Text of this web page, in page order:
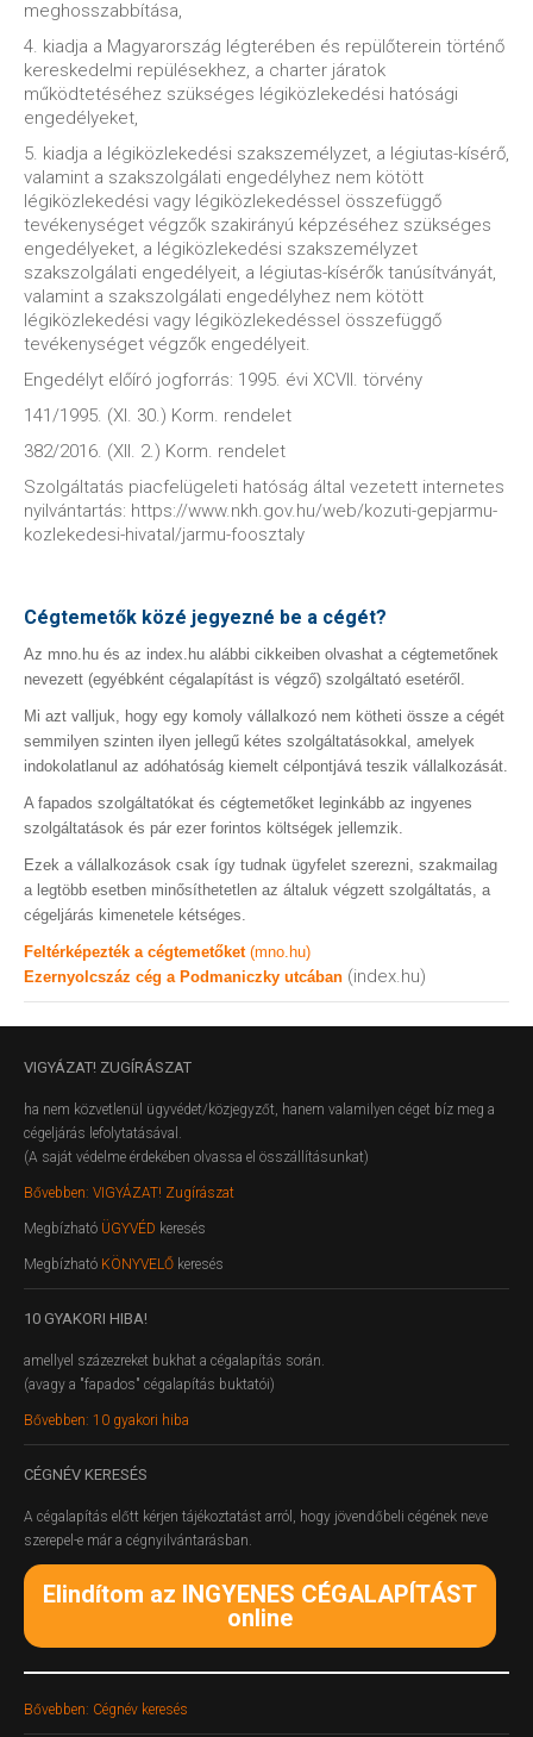
meghosszabbítása,
4. kiadja a Magyarország légterében és repülőterein történő
kereskedelmi repülésekhez, a charter járatok
működtetéséhez szükséges légiközlekedési hatósági
engedélyeket,
5. kiadja a légiközlekedési szakszemélyzet, a légiutas-kísérő,
valamint a szakszolgálati engedélyhez nem kötött
légiközlekedési vagy légiközlekedéssel összefüggő
tevékenységet végzők szakirányú képzéséhez szükséges
engedélyeket, a légiközlekedési szakszemélyzet
szakszolgálati engedélyeit, a légiutas-kísérők tanúsítványát,
valamint a szakszolgálati engedélyhez nem kötött
légiközlekedési vagy légiközlekedéssel összefüggő
tevékenységet végzők engedélyeit.
Engedélyt előíró jogforrás: 1995. évi XCVII. törvény
141/1995. (XI. 30.) Korm. rendelet
382/2016. (XII. 2.) Korm. rendelet
Szolgáltatás piacfelügeleti hatóság által vezetett internetes
nyilvántartás: https://www.nkh.gov.hu/web/kozuti-gepjarmu-
kozlekedesi-hivatal/jarmu-foosztaly
Cégtemetők közé jegyezné be a cégét?
Az mno.hu és az index.hu alábbi cikkeiben olvashat a cégtemetőnek
nevezett (egyébként cégalapítást is végző) szolgáltató esetéről.
Mi azt valljuk, hogy egy komoly vállalkozó nem kötheti össze a cégét
semmilyen szinten ilyen jellegű kétes szolgáltatásokkal, amelyek
indokolatlanul az adóhatóság kiemelt célpontjává teszik vállalkozását.
A fapados szolgáltatókat és cégtemetőket leginkább az ingyenes
szolgáltatások és pár ezer forintos költségek jellemzik.
Ezek a vállalkozások csak így tudnak ügyfelet szerezni, szakmailag
a legtöbb esetben minősíthetetlen az általuk végzett szolgáltatás, a
cégeljárás kimenetele kétséges.
Feltérképezték a cégtemetőket (mno.hu)
Ezernyolcszáz cég a Podmaniczky utcában (index.hu)
VIGYÁZAT! ZUGÍRÁSZAT
ha nem közvetlenül ügyvédet/közjegyzőt, hanem valamilyen céget bíz meg a
cégeljárás lefolytatásával.
(A saját védelme érdekében olvassa el összállításunkat)
Bővebben: VIGYÁZAT! Zugírászat
Megbízható ÜGYVÉD keresés
Megbízható KÖNYVELŐ keresés
10 GYAKORI HIBA!
amellyel százezreket bukhat a cégalapítás során.
(avagy a "fapados" cégalapítás buktatói)
Bővebben: 10 gyakori hiba
CÉGNÉV KERESÉS
A cégalapítás előtt kérjen tájékoztatást arról, hogy jövendőbeli cégének neve
szerepel-e már a cégnyilvántarásban.
Elindítom az INGYENES CÉGALAPÍTÁST
online
Bővebben: Cégnév keresés